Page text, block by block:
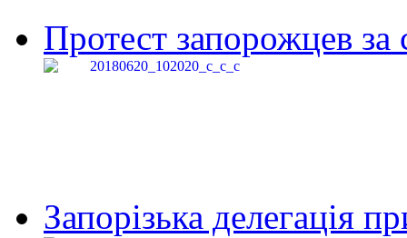
Протест запорожцев за
Запорізька делегація